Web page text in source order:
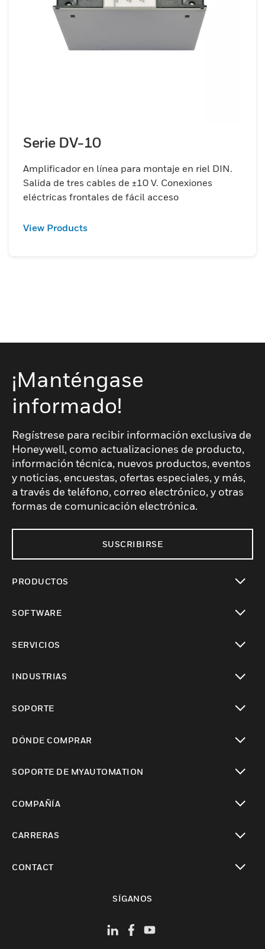
Serie DV-10
Amplificador en línea para montaje en riel DIN.
Salida de tres cables de ±10 V. Conexiones
eléctricas frontales de fácil acceso
View Products
¡Manténgase
informado!
Regístrese para recibir información exclusiva de
Honeywell, como actualizaciones de producto,
información técnica, nuevos productos, eventos
y noticias, encuestas, ofertas especiales, y más,
a través de teléfono, correo electrónico, y otras
formas de comunicación electrónica.
SUSCRIBIRSE
PRODUCTOS
SOFTWARE
SERVICIOS
INDUSTRIAS
SOPORTE
DÓNDE COMPRAR
SOPORTE DE MYAUTOMATION
COMPAÑÍA
CARRERAS
CONTACT
SÍGANOS